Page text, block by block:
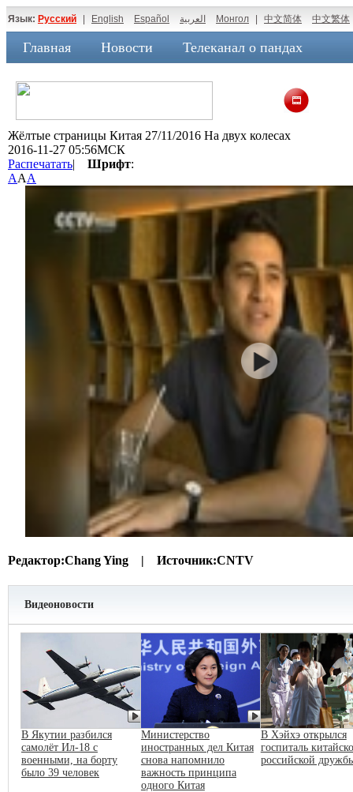
Язык: Русский English Español العربية Монгол 中文简体 中文繁体
Главная Новости Телеканал о пандах
Жёлтые страницы Китая 27/11/2016 На двух колесах
2016-11-27 05:56МСК
Распечатать| Шрифт:
AAA
Редактор:Chang Ying | Источник:CNTV
Видеоновости
В Якутии разбился
самолёт Ил-18 с
военными, на борту
было 39 человек
Министерство
иностранных дел Китая
снова напомнило
важность принципа
одного Китая
В Хэйхэ открылся
госпиталь
российской